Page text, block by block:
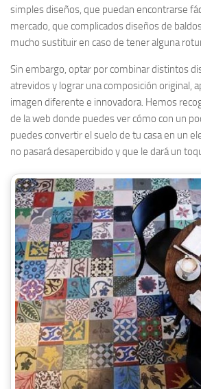
simples diseños, que puedan encontrarse
mercado, que complicados diseños de
mucho sustituir en caso de tener alguna
Sin embargo, optar por combinar distintos
atrevidos y lograr una composición original,
imagen diferente e innovadora. Hemos
de la web donde puedes ver cómo con un
puedes convertir el suelo de tu casa en un
no pasará desapercibido y que le dará un